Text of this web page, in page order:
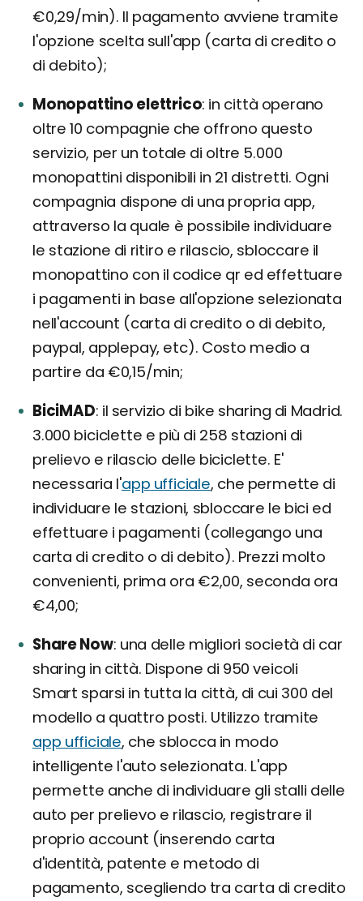
€0,29/min). Il pagamento avviene tramite
l'opzione scelta sull'app (carta di credito o
di debito);
Monopattino elettrico in città operano
oltre 10 compagnie che offrono questo
servizio, per un totale di oltre 5.000
monopattini disponibili in 21 distretti. Ogni
compagnia dispone di una propria app,
attraverso la quale è possibile individuare
le stazione di ritiro e rilascio, sbloccare il
monopattino con il codice qr ed effettuare
i pagamenti in base all'opzione selezionata
nell'account (carta di credito o di debito,
paypal, applepay, etc). Costo medio a
partire da €0,15/min;
BiciMAD il servizio di bike sharing di Madrid.
3.000 biciclette e più di 258 stazioni di
prelievo e rilascio delle biciclette. E'
necessaria l'app ufficiale, che permette di
individuare le stazioni, sbloccare le bici ed
effettuare i pagamenti (collegango una
carta di credito o di debito). Prezzi molto
convenienti, prima ora €2,00, seconda ora
€4,00;
Share Now una delle migliori società di car
sharing in città. Dispone di 950 veicoli
Smart sparsi in tutta la città, di cui 300 del
modello a quattro posti. Utilizzo tramite
app ufficiale, che sblocca in modo
intelligente l'auto selezionata. L'app
permette anche di individuare gli stalli delle
auto per prelievo e rilascio, registrare il
proprio account (inserendo carta
d'identità, patente e metodo di
pagamento, scegliendo tra carta di credito